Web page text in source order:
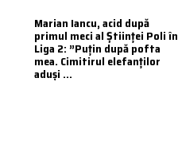
Marian Iancu, acid după
primul meci al Științei Poli în
Liga 2: ”Puțin după pofta
mea. Cimitirul elefanților
aduși ...